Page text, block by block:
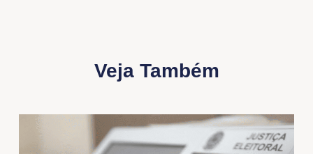
Veja Também